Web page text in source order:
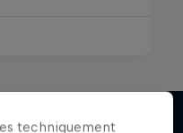
techniquement